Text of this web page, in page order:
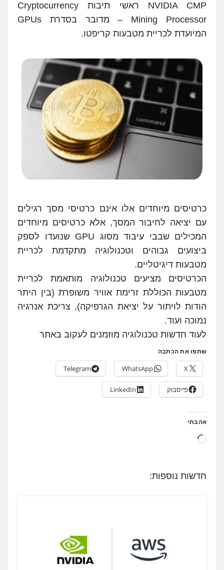
NVIDIA CMP ראשי תיבות Cryptocurrency
Mining Processor – מדובר בסדרת GPUs
המיועדת לכריית מטבעות קריפטו.
כרטיסים מיוחדים אלו אינם כרטיסי מסך רגילים
עם יציאה לחיבור המסך, אלא כרטיסים מיוחדים
המכילים שבבי עיבוד מסוג GPU שנועדו לספק
ביצועים גבוהים וטכנולוגיה מתקדמת לכריית
מטבעות דיגיטליים.
הכרטיסים מציעים טכנולוגיה מותאמת לכריית
מטבעות הכוללת זרימת אוויר משופרת (בין היתר
הודות לויתור על יציאת הגרפיקה), צריכת אנרגיה
נמוכה ועוד.
לעוד חדשות טכנולוגיה מוזמנים לעקוב באתר
שתפו את הכתבה
X
WhatsApp
Telegram
פייסבוק LinkedIn
אהבתי
ט
חדשות נוספות: